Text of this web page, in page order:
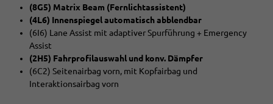
(8G5) Matrix Beam (Fernlichtassistent)
(4L6) Innenspiegel automatisch abblendbar
(6I6) Lane Assist mit adaptiver Spurführung + Emergency
Assist
(2H5) Fahrprofilauswahl und konv. Dämpfer
(6C2) Seitenairbag vorn, mit Kopfairbag und
Interaktionsairbag vorn